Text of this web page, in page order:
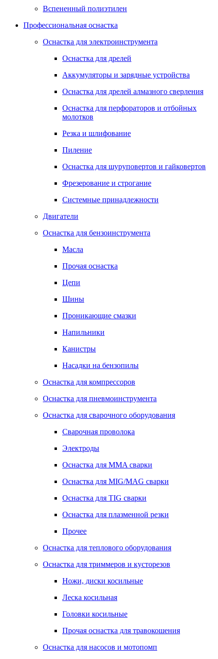
Вспененный полиэтилен
Профессиональная оснастка
Оснастка для электроинструмента
Оснастка для дрелей
Аккумуляторы и зарядные устройства
Оснастка для дрелей алмазного сверления
Оснастка для перфораторов и отбойных
молотков
Резка и шлифование
Пиление
Оснастка для шуруповертов и гайковертов
Фрезерование и строгание
Системные принадлежности
Двигатели
Оснастка для бензоинструмента
Масла
Прочая оснастка
Цепи
Шины
Проникающие смазки
Напильники
Канистры
Насадки на бензопилы
Оснастка для компрессоров
Оснастка для пневмоинструмента
Оснастка для сварочного оборудования
Сварочная проволока
Электроды
Оснастка для MMA сварки
Оснастка для MIG/MAG сварки
Оснастка для TIG сварки
Оснастка для плазменной резки
Прочее
Оснастка для теплового оборудования
Оснастка для триммеров и кусторезов
Ножи, диски косильные
Леска косильная
Головки косильные
Прочая оснастка для травокошения
Оснастка для насосов и мотопомп